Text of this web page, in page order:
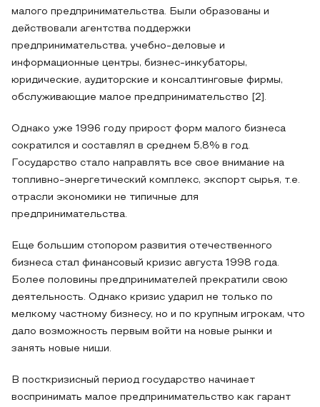
малого предпринимательства. Были образованы и
действовали агентства поддержки
предпринимательства, учебно-деловые и
информационные центры, бизнес-инкубаторы,
юридические, аудиторские и консалтинговые фирмы,
обслуживающие малое предпринимательство [2].
Однако уже 1996 году прирост форм малого бизнеса
сократился и составлял в среднем 5,8% в год.
Государство стало направлять все свое внимание на
топливно-энергетический комплекс, экспорт сырья, т.е.
отрасли экономики не типичные для
предпринимательства.
Еще большим стопором развития отечественного
бизнеса стал финансовый кризис августа 1998 года.
Более половины предпринимателей прекратили свою
деятельность. Однако кризис ударил не только по
мелкому частному бизнесу, но и по крупным игрокам, что
дало возможность первым войти на новые рынки и
занять новые ниши.
В посткризисный период государство начинает
воспринимать малое предпринимательство как гарант